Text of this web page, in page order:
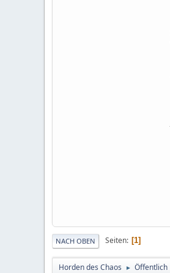
NACH OBEN Seiten 1
Horden des Chaos ► Öffentlich